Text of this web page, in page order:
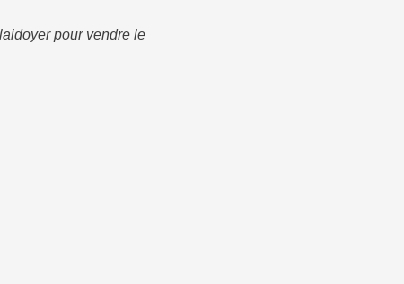
pour vendre le